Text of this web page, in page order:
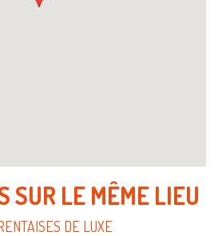
SUR LE MÊME LIEU
DE LUXE